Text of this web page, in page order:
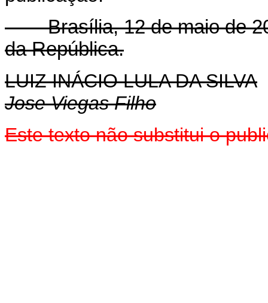
Brasília, 12 de maio de
da República.
LUIZ INÁCIO LULA DA SILVA
Jose Viegas Filho
Este texto não substitui o